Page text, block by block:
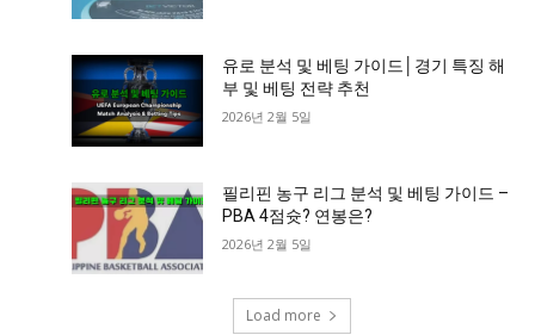
유로 분석 및 베팅 가이드│경기 특징 해
부 및 베팅 전략 추천
2026년 2월 5일
필리핀 농구 리그 분석 및 베팅 가이드 –
PBA 4점슛? 연봉은?
2026년 2월 5일
Load more